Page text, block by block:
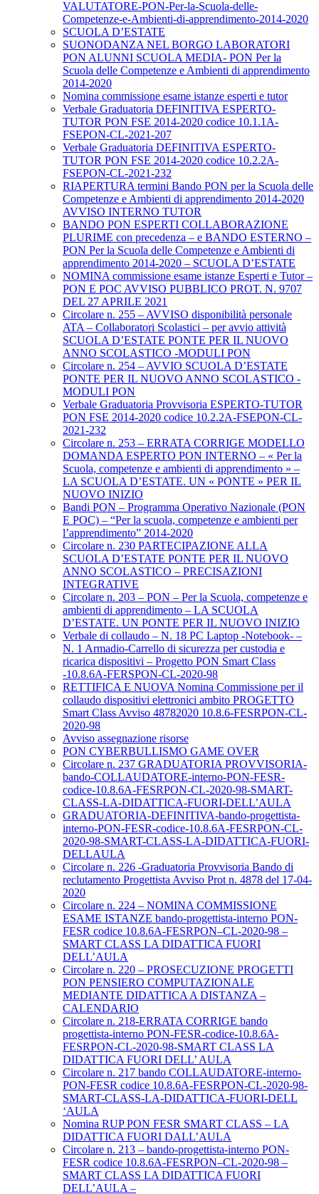
VALUTATORE-PON-Per-la-Scuola-delle-
Competenze-e-Ambienti-di-apprendimento-2014-2020
SCUOLA D’ESTATE
SUONODANZA NEL BORGO LABORATORI
PON ALUNNI SCUOLA MEDIA- PON Per la
Scuola delle Competenze e Ambienti di apprendimento
2014-2020
Nomina commissione esame istanze esperti e tutor
Verbale Graduatoria DEFINITIVA ESPERTO-
TUTOR PON FSE 2014-2020 codice 10.1.1A-
FSEPON-CL-2021-207
Verbale Graduatoria DEFINITIVA ESPERTO-
TUTOR PON FSE 2014-2020 codice 10.2.2A-
FSEPON-CL-2021-232
RIAPERTURA termini Bando PON per la Scuola delle
Competenze e Ambienti di apprendimento 2014-2020
AVVISO INTERNO TUTOR
BANDO PON ESPERTI COLLABORAZIONE
PLURIME con precedenza – e BANDO ESTERNO –
PON Per la Scuola delle Competenze e Ambienti di
apprendimento 2014-2020 – SCUOLA D’ESTATE
NOMINA commissione esame istanze Esperti e Tutor –
PON E POC AVVISO PUBBLICO PROT. N. 9707
DEL 27 APRILE 2021
Circolare n. 255 – AVVISO disponibilità personale
ATA – Collaboratori Scolastici – per avvio attività
SCUOLA D’ESTATE PONTE PER IL NUOVO
ANNO SCOLASTICO -MODULI PON
Circolare n. 254 – AVVIO SCUOLA D’ESTATE
PONTE PER IL NUOVO ANNO SCOLASTICO -
MODULI PON
Verbale Graduatoria Provvisoria ESPERTO-TUTOR
PON FSE 2014-2020 codice 10.2.2A-FSEPON-CL-
2021-232
Circolare n. 253 – ERRATA CORRIGE MODELLO
DOMANDA ESPERTO PON INTERNO – « Per la
Scuola, competenze e ambienti di apprendimento » –
LA SCUOLA D’ESTATE. UN « PONTE » PER IL
NUOVO INIZIO
Bandi PON – Programma Operativo Nazionale (PON
E POC) – “Per la scuola, competenze e ambienti per
l’apprendimento” 2014-2020
Circolare n. 230 PARTECIPAZIONE ALLA
SCUOLA D’ESTATE PONTE PER IL NUOVO
ANNO SCOLASTICO – PRECISAZIONI
INTEGRATIVE
Circolare n. 203 – PON – Per la Scuola, competenze e
ambienti di apprendimento – LA SCUOLA
D’ESTATE. UN PONTE PER IL NUOVO INIZIO
Verbale di collaudo – N. 18 PC Laptop -Notebook- –
N. 1 Armadio-Carrello di sicurezza per custodia e
ricarica dispositivi – Progetto PON Smart Class
-10.8.6A-FERSPON-CL-2020-98
RETTIFICA E NUOVA Nomina Commissione per il
collaudo dispositivi elettronici ambito PROGETTO
Smart Class Avviso 48782020 10.8.6-FESRPON-CL-
2020-98
Avviso assegnazione risorse
PON CYBERBULLISMO GAME OVER
Circolare n. 237 GRADUATORIA PROVVISORIA-
bando-COLLAUDATORE-interno-PON-FESR-
codice-10.8.6A-FESRPON-CL-2020-98-SMART-
CLASS-LA-DIDATTICA-FUORI-DELL’AULA
GRADUATORIA-DEFINITIVA-bando-progettista-
interno-PON-FESR-codice-10.8.6A-FESRPON-CL-
2020-98-SMART-CLASS-LA-DIDATTICA-FUORI-
DELLAULA
Circolare n. 226 -Graduatoria Provvisoria Bando di
reclutamento Progettista Avviso Prot n. 4878 del 17-04-
2020
Circolare n. 224 – NOMINA COMMISSIONE
ESAME ISTANZE bando-progettista-interno PON-
FESR codice 10.8.6A-FESRPON–CL-2020-98 –
SMART CLASS LA DIDATTICA FUORI
DELL’AULA
Circolare n. 220 – PROSECUZIONE PROGETTI
PON PENSIERO COMPUTAZIONALE
MEDIANTE DIDATTICA A DISTANZA –
CALENDARIO
Circolare n. 218-ERRATA CORRIGE bando
progettista-interno PON-FESR-codice-10.8.6A-
FESRPON-CL-2020-98-SMART CLASS LA
DIDATTICA FUORI DELL’ AULA
Circolare n. 217 bando COLLAUDATORE-interno-
PON-FESR codice 10.8.6A-FESRPON-CL-2020-98-
SMART-CLASS-LA-DIDATTICA-FUORI-DELL
‘AULA
Nomina RUP PON FESR SMART CLASS – LA
DIDATTICA FUORI DALL’AULA
Circolare n. 213 – bando-progettista-interno PON-
FESR codice 10.8.6A-FESRPON–CL-2020-98 –
SMART CLASS LA DIDATTICA FUORI
DELL’AULA –